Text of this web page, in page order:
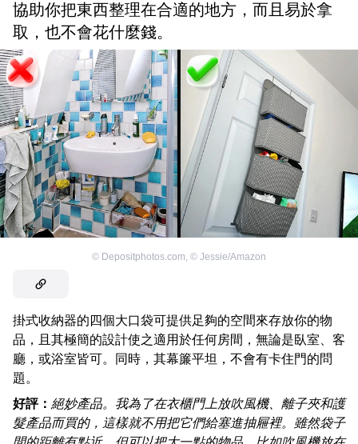
協助你把東西整理在合適的地方，而且易於拿
取，也不會花什麼錢。
© Depositphotos.com, © Jessie/Amazon
掛式收納器的四個大口袋可提供足夠的空間來存放你的物
品，且其極簡的設計使之適用於任何房間，無論是臥室、客
廳，或浴室皆可。同時，其幕簾平坦，不會有卡住門的問
題。
好評： 絕妙產品。我為了在衣櫃門上放吹風機、離子夾和護
髮產品而買的，這樣就不用把它們給塞進抽屜裡。雖然袋子